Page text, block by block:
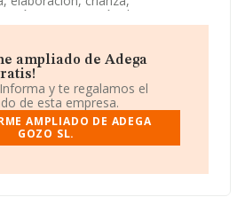
e importación de vinos y
y su comercialización. ii.
que conforma. La empresa
Registro Mercantil como Sociedad
1102 - 'Elaboración de vinos'. No
y/o exportación.
esadegagozo@gmail.com
Parroquia De Rivas De Miño
ampliado de Adega
y te regalamos el
de esta empresa.
AMPLIADO DE ADEGA
GOZO SL.